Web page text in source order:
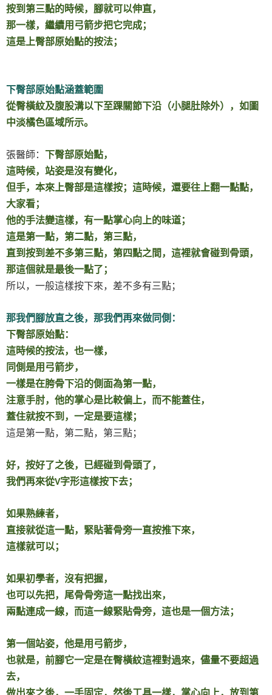
按到第三點的時候，腳就可以伸直，
那一樣，繼續用弓箭步把它完成；
這是上臀部原始點的按法；
下臀部原始點涵蓋範圍
從臀橫紋及腹股溝以下至踝關節下沿（小腿肚除外），如圖
中淡橘色區域所示。
張醫師： 下臀部原始點，
這時候，站姿是沒有變化，
但手，本來上臀部是這樣按；這時候，還要往上翻一點點，
大家看；
他的手法變這樣，有一點掌心向上的味道；
這是第一點，第二點，第三點，
直到按到差不多第三點，第四點之間，這裡就會碰到骨頭，
那這個就是最後一點了；
所以，一般這樣按下來，差不多有三點；
那我們腳放直之後，那我們再來做同側：
下臀部原始點：
這時候的按法，也一樣，
同側是用弓箭步，
一樣是在胯骨下沿的側面為第一點，
注意手肘，他的掌心是比較偏上，而不能蓋住，
蓋住就按不到，一定是要這樣；
這是第一點，第二點，第三點；
好，按好了之後，已經碰到骨頭了，
我們再來從V字形這樣按下去；
如果熟練者，
直接就從這一點，緊貼著骨旁一直按推下來，
這樣就可以；
如果初學者，沒有把握，
也可以先把，尾骨骨旁這一點找出來，
兩點連成一線，而這一線緊貼骨旁，這也是一個方法；
第一個站姿，他是用弓箭步，
也就是，前腳它一定是在臀橫紋這裡對過來，儘量不要超過
去，